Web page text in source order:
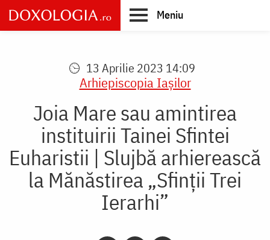
Skip
to
main
Meniu
13 Aprilie 2023 14:09
Arhiepiscopia Iaşilor
Joia Mare sau amintirea
instituirii Tainei Sfintei
Euharistii | Slujbă arhierească
la Mănăstirea „Sfinții Trei
Ierarhi”